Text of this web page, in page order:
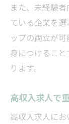
また、未経験
ている企業を
ップの両立が
身につけるこ
ります。
高収入求人で
高収入求人にお